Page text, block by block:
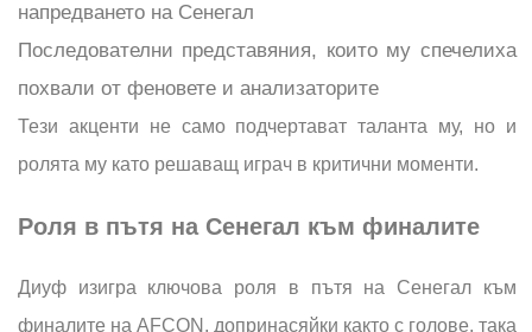
напредването на Сенегал
Последователни представяния, които му спечелиха
похвали от феновете и анализаторите
Тези акценти не само подчертават таланта му, но и
ролята му като решаващ играч в критични моменти.
Роля в пътя на Сенегал към финалите
Диуф изигра ключова роля в пътя на Сенегал към
финалите на AFCON, допринасяйки както с голове, така